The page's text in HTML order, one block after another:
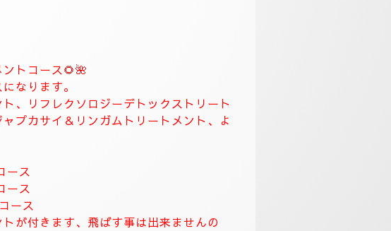
トコース🌻🌺
なります。
、リフレクソロジーデトックストリート
プカサイ＆リンガムトリートメント、よ
ース
ース
ース
が付きます、飛ばす事は出来ませんの